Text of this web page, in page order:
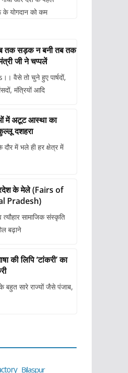
के योगदान को कम
तक सड़क न बनी तब तक
जी ने चप्पलें
वैसे तो चुने हुए पार्षदों,
मंत्रियों आदि
में अटूट आस्था का
दशहरा
में भले ही हर क्षेत्र में
के मेले (Fairs of
Pradesh)
सामाजिक संस्कृति
बढ़ाने
‘टांकरी’ का
सारे राज्यों जैसे पंजाब,
Bilaspur